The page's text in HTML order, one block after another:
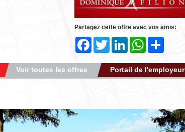
Partagez cette offre avec vos amis:
FacebookTwitter LinkedIn WhatsApp
Portail de l'employeur
Voir toutes les offres